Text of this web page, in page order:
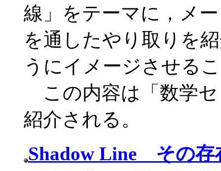
線」をテーマに，メ
を通したやり取りを
うにイメージさせる
この内容は「数学セ
紹介される。
Shadow Line その存